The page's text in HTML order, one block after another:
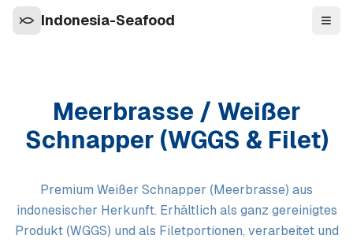
Indonesia-Seafood
Meerbrasse / Weißer
Schnapper (WGGS & Filet)
Premium Weißer Schnapper (Meerbrasse) aus
indonesischer Herkunft. Erhältlich als ganz gereinigtes
Produkt (WGGS) und als Filetportionen, verarbeitet und